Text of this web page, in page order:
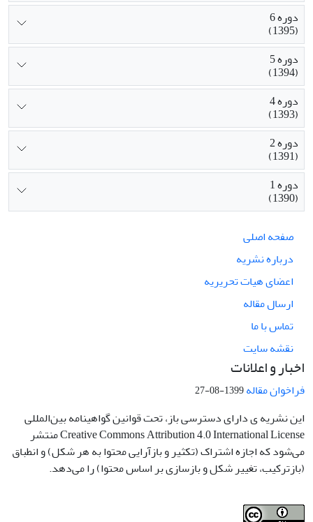
دوره 6
(1395)
دوره 5
(1394)
دوره 4
(1393)
دوره 2
(1391)
دوره 1
(1390)
صفحه اصلی
درباره نشریه
اعضای هیات تحریریه
ارسال مقاله
تماس با ما
نقشه سایت
اخبار و اعلانات
فراخوان مقاله1399-08-27
این نشریه ی دارای دسترسی باز، تحت قوانین گواهینامه بین‌المللی
Creative Commons Attribution 4.0 International License منتشر
می‌شود که اجازه اشتراک (تکثیر و بازآرایی محتوا به هر شکل) و انطباق
(بازترکیب، تغییر شکل و بازسازی بر اساس محتوا) را می‌دهد.